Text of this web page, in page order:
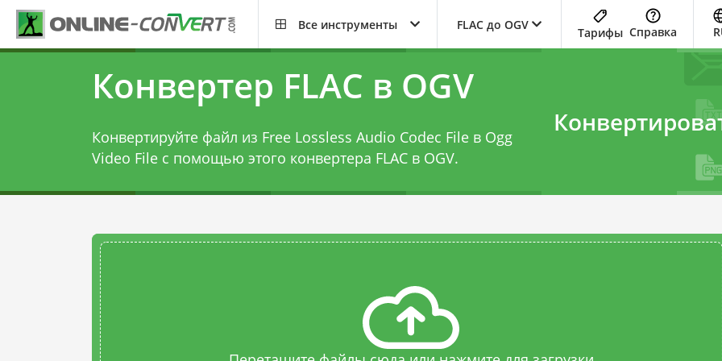
Все инструменты FLAC до OGV
Тарифы Справка
Конвертер FLAC в OGV
Конвертируйте файл из Free Lossless Audio Codec File в Ogg
Video File с помощью этого конвертера FLAC в OGV.